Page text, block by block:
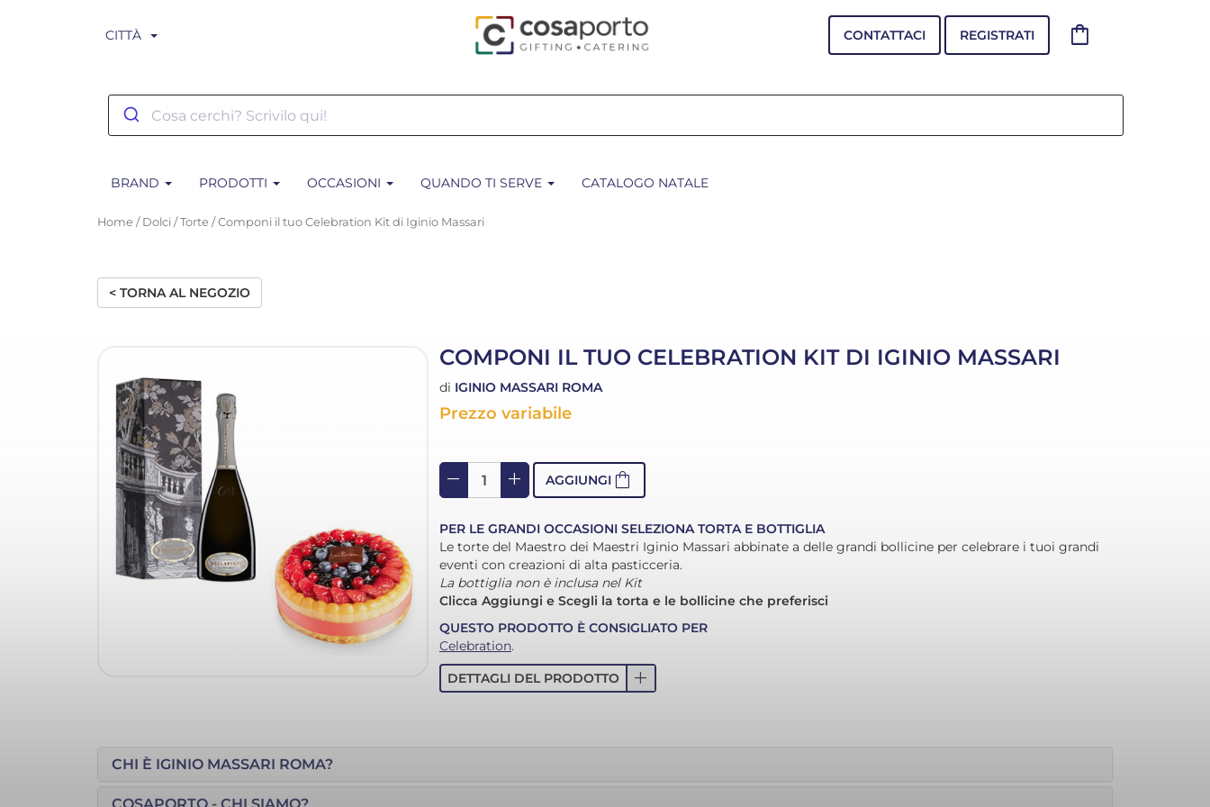
CITTÀ CONTATTACI REGISTRATI shopping_bag
BRAND PRODOTTI OCCASIONI QUANDO TI SERVE CATALOGO NATALE
Home / Dolci /Torte / Componi il tuo Celebration Kit di Iginio Massari
< TORNA AL NEGOZIO
COMPONI IL TUO CELEBRATION KIT DI IGINIO MASSARI
di IGINIO MASSARI ROMA
Prezzo variabile
remove add AGGIUNGI shopping_bag
PER LE GRANDI OCCASIONI SELEZIONA TORTA E BOTTIGLIA
Le torte del Maestro dei Maestri Iginio Massari abbinate a delle grandi bollicine per celebrare i tuoi grandi
eventi con creazioni di alta pasticceria.
La bottiglia non è inclusa nel Kit
Clicca Aggiungi e Scegli la torta e le bollicine che preferisci
QUESTO PRODOTTO È CONSIGLIATO PER
Celebration.
DETTAGLI DEL PRODOTTO
add
CHI È IGINIO MASSARI ROMA?